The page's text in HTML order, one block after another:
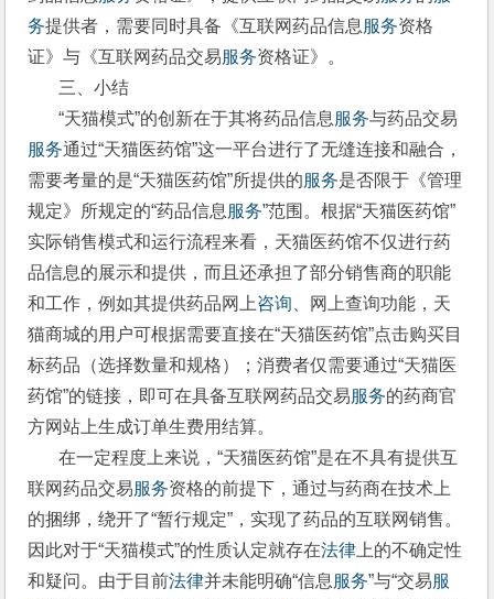
务提供者，需要同时具备《互联网药品信息 服务资格
证》与《互联网药品交易服务资格证》。
三、小结
“天猫模式”的创新在于其将药品信息 服务与药品交易
服务通过“天猫医药馆”这一平台进行了无缝连接和融合，
需要考量的是“天猫医药馆”所提供的服务是否限于《管理
规定》所规定的“药品信息 服务”范围。根据“天猫医药馆”
实际销售模式和运行流程来看，天猫医药馆不仅进行药
品信息的展示和提供，而且还承担了部分销售商的职能
和工作，例如其提供药品网上咨询 、网上查询功能，天
猫商城的用户可根据需要直接在“天猫医药馆”点击购买目
标药品（选择数量和规格）；消费者仅需要通过“天猫医
药馆”的链接，即可在具备互联网药品交易服务的药商官
方网站上生成订单生费用结算。
在一定程度上来说，“天猫医药馆”是在不具有提供互
联网药品交易服务资格的前提下，通过与药商在技术上
的捆绑，绕开了“暂行规定”，实现了药品的互联网销售。
因此对于“天猫模式”的性质认定就存在法律 上的不确定性
和疑问。由于目前法律并未能明确“信息 服务”与“交易服